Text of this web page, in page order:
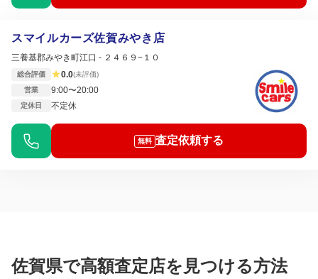
スマイルカーズ佐賀みやき店
三養基郡みやき町江口 - ２４６９−１０
総合評価 ★0.0(未評価)
営業
9:00〜20:00
定休日 不定休
無料 査定依頼する
佐賀県で高額査定店を見つける方法